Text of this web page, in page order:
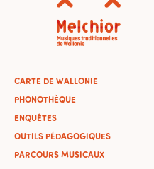
CARTE DE WALLONIE
PHONOTHÈQUE
ENQUÊTES
OUTILS PÉDAGOGIQUES
PARCOURS MUSICAUX